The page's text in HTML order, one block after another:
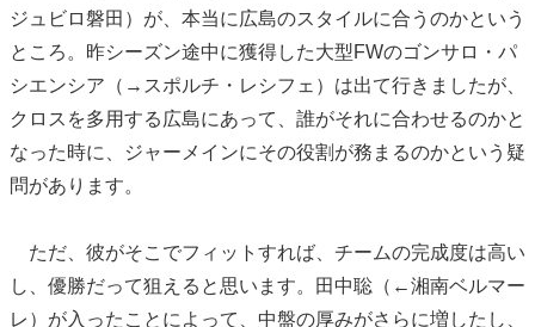
ジュビロ磐田）が、本当に広島のスタイルに合うのかという
ところ。昨シーズン途中に獲得した大型FWのゴンサロ・パ
シエンシア（→スポルチ・レシフェ）は出て行きましたが、
クロスを多用する広島にあって、誰がそれに合わせるのかと
なった時に、ジャーメインにその役割が務まるのかという疑
問があります。
ただ、彼がそこでフィットすれば、チームの完成度は高い
し、優勝だって狙えると思います。田中聡（←湘南ベルマー
レ）が入ったことによって、中盤の厚みがさらに増したし、